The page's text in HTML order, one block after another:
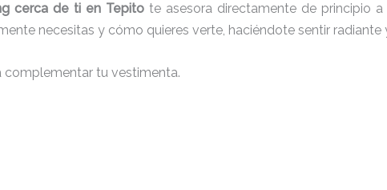
cerca de ti en Tepito te asesora directamente de principio a
necesitas y cómo quieres verte, haciéndote sentir radiante
complementar tu vestimenta.